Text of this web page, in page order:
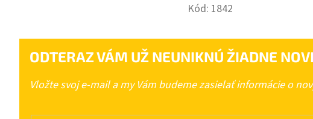
Kód: 1842
ODTERAZ VÁM UŽ NEUNIKNÚ ŽIADNE
Vložte svoj e-mail a my Vám budeme zasielať informácie o